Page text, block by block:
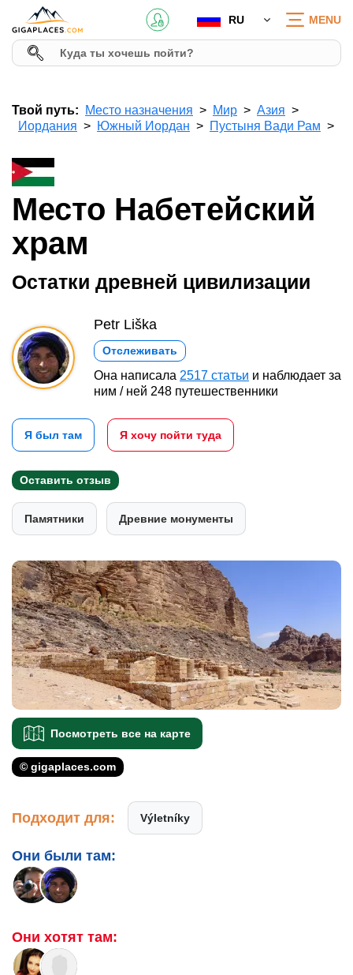
RU MENU
Твой путь: Место назначения Мир
Азия
Иордания
Южный Иордан Пустыня Вади Рам
Место Набетейский
храм
Остатки древней цивилизации
Petr Liška
Отслеживать
Она написала 2517 статьи и наблюдает за
ним / ней 248 путешественники
Я был там Я хочу пойти туда
Оставить отзыв
Памятники Древние монументы
Посмотреть все на карте
© gigaplaces.com
Подходит для: Výletníky
Они были там:
Они хотят там: